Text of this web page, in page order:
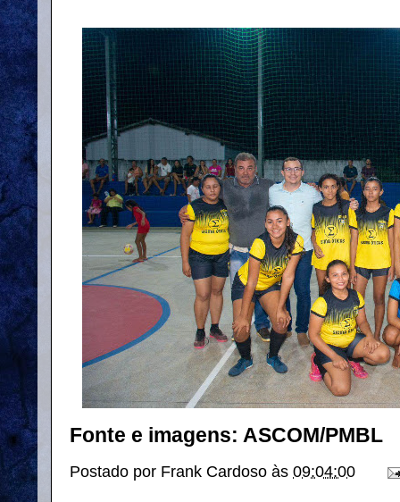
Fonte e imagens: ASCOM/PMBL
Postado por Frank Cardoso às 09:04:00